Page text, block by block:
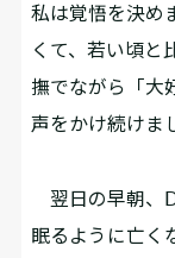
私は覚悟を決め
くて、若い頃と
撫でながら「大
声をかけ続けま
翌日の早朝、Ⅾ
眠るように亡く